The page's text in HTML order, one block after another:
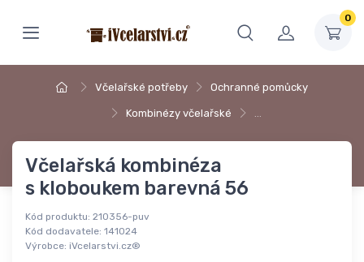
0
Včelařské potřeby Ochranné pomůcky
Kombinézy včelařské …
Včelařská kombinéza
s kloboukem barevná 56
Kód produktu: 210356-puv
Kód dodavatele: 141024
Výrobce: iVcelarstvi.cz®